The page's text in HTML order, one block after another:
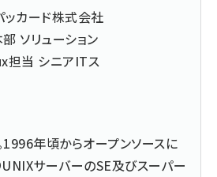
ッカード株式会社
ソリューション
担当 シニアITス
年頃からオープンソースに
サーバーのSE及びスーパー